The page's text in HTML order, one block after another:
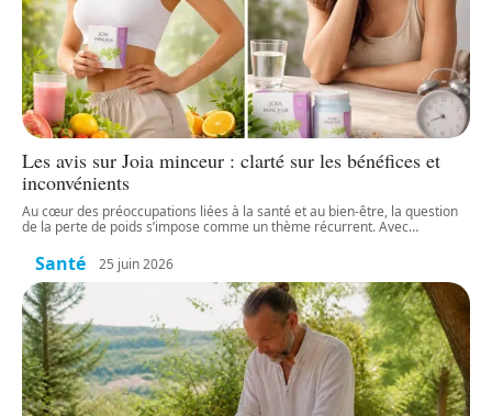
Les avis sur Joia minceur : clarté sur les bénéfices et
inconvénients
Au cœur des préoccupations liées à la santé et au bien-être, la question
de la perte de poids s’impose comme un thème récurrent. Avec…
Santé 25 juin 2026